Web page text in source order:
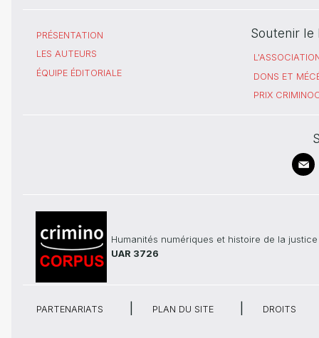
PRÉSENTATION
LES AUTEURS
ÉQUIPE ÉDITORIALE
Soutenir le
DONS ET
PRIX
Humanités numériques et histoire de la justice
UAR 3726
PARTENARIATS PLAN DU SITE DROITS